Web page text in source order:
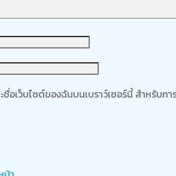
อเว็บไซต์ของฉันบนเบราว์เซอร์นี้ สำหรับก